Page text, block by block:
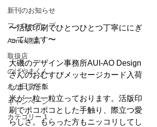
新刊のお知らせ
フォローアップ
Annex開店
取扱店
のげやまくん
わが日常茶飯
キャンペーン
カテゴリー 1
〜活版印刷でひとつひとつ丁寧ににぎ
っています〜
大磯のデザイン事務所AUI-AO Design
さんのおむすびメッセージカード入荷
しました！
米が一粒一粒立っております。活版印
刷でポコポコとした手触り、際立つ愛
らしさ。もらった方もニッコリしてし